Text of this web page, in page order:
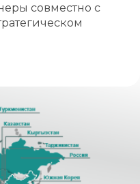
совместно с